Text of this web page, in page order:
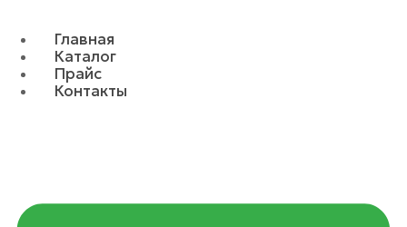
Главная
Каталог
Прайс
Контакты